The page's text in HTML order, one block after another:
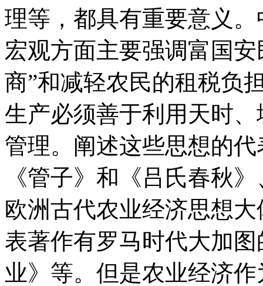
理等，都具有重要意义
宏观方面主要强调富国
商”和减轻农民的租税负
生产必须善于利用天时
管理。阐述这些思想的
《管子》和《吕氏春秋
欧洲古代农业经济思想
表著作有罗马时代大加
业》等。但是农业经济